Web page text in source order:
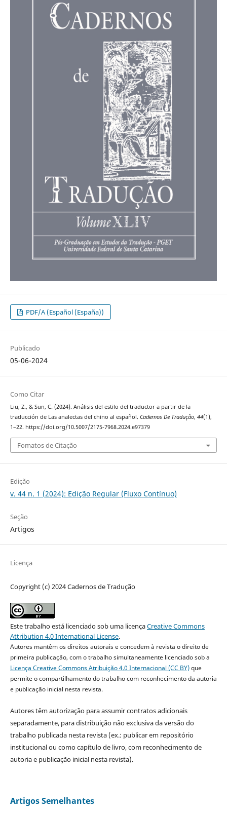
PDF/A (Español (España))
Publicado
05-06-2024
Como Citar
Liu, Z., & Sun, C. (2024). Análisis del estilo del traductor a partir de la
traducción de Las analectas del chino al español. Cadernos De Tradução, 44(1),
1–22. https://doi.org/10.5007/2175-7968.2024.e97379
Fomatos de Citação
Edição
v. 44 n. 1 (2024): Edição Regular (Fluxo Contínuo)
Seção
Artigos
Licença
Copyright (c) 2024 Cadernos de Tradução
Este trabalho está licenciado sob uma licençaCreative Commons
Attribution 4.0 International License.
Autores mantêm os direitos autorais e concedem à revista o direito de
primeira publicação, com o trabalho simultaneamente licenciado sob a
Licença Creative Commons Atribuição 4.0 Internacional (CC BY)que
permite o compartilhamento do trabalho com reconhecimento da autoria
e publicação inicial nesta revista.
Autores têm autorização para assumir contratos adicionais
separadamente, para distribuição não exclusiva da versão do
trabalho publicada nesta revista (ex.: publicar em repositório
institucional ou como capítulo de livro, com reconhecimento de
autoria e publicação inicial nesta revista).
Artigos Semelhantes